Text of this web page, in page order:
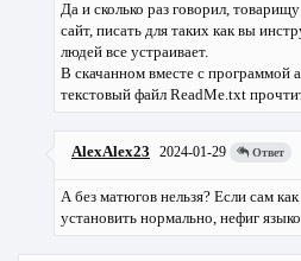
Да и сколько раз говорил,
сайт, писать для таких как вы
людей все устраивает.
В скачанном вместе с программой
текстовый файл ReadMe.txt
AlexAlex23 2024-01-29 Ответ
А без матюгов нельзя? Если сам
установить нормально, нефиг